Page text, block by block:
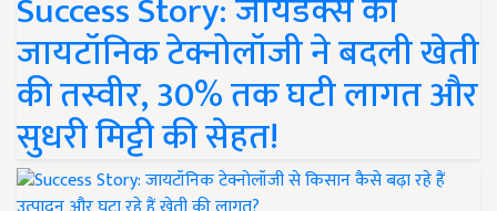
Success Story: जायडेक्स की
जायटॉनिक टेक्नोलॉजी ने बदली खेती
की तस्वीर, 30% तक घटी लागत और
सुधरी मिट्टी की सेहत!